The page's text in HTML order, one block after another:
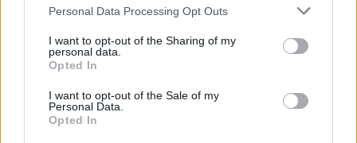
Please note that this website/app uses one or more Google
not limited to your visit or usage behaviour. You may click to
grant or deny consent to Google and its third-party tags to
use your data for below specified purposes in below Google
consent section.
Personal Data Processing Opt Outs
I want to opt-out of the Sharing of my
personal data.
Opted In
I want to opt-out of the Sale of my
Personal Data.
Opted In
στοιχείο μέσα στον κώδικα με την ονομασία
VideoChat, με σαφή αναφορά και στο Skype!
Ακόμη, οTal ανακάλυψε ότι το
ήδη τη νέα υπηρεσία με τη βοήθεια μερικών χρηστών,
ενώ υπάρχει υποστήριξη για τον